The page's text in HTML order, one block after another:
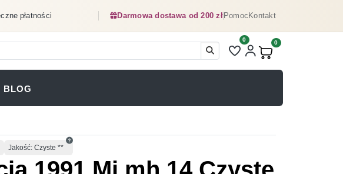
płatności Darmowa dostawa od 200 złPomocKontakt
Liczba pozycji na liście
0
Produkty w koszyku:
0
BLOG
Jakość: Czyste **